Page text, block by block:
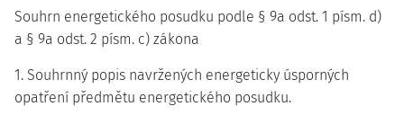
Souhrn energetického posudku podle § 9a odst. 1 písm. d)
a § 9a odst. 2 písm. c) zákona
1. Souhrnný popis navržených energeticky úsporných
opatření předmětu energetického posudku.